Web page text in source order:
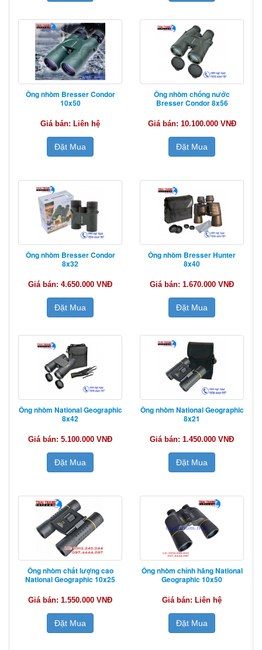
Ống nhòm Bresser Condor
10x50
Giá bán: Liên hệ
Đặt Mua
Ống nhòm chống nước
Bresser Condor 8x56
Giá bán: 10.100.000 VNĐ
Đặt Mua
Ống nhòm Bresser Condor
8x32
Giá bán: 4.650.000 VNĐ
Đặt Mua
Ống nhòm Bresser Hunter
8x40
Giá bán: 1.670.000 VNĐ
Đặt Mua
Ống nhòm National Geographic
8x42
Giá bán: 5.100.000 VNĐ
Đặt Mua
Ống nhòm National Geographic
8x21
Giá bán: 1.450.000 VNĐ
Đặt Mua
Ống nhòm chất lượng cao
National Geographic 10x25
Giá bán: 1.550.000 VNĐ
Đặt Mua
Ống nhòm chính hãng National
Geographic 10x50
Giá bán: Liên hệ
Đặt Mua